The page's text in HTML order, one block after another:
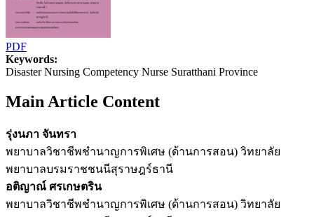
PDF
Keywords:
Disaster Nursing Competency Nurse Suratthani Province
Main Article Content
รุ่งนภา จันทรา
พยาบาลวิชาชีพชำนาญการพิเศษ (ด้านการสอน) วิทยาลัย
พยาบาลบรมราชชนนีสุราษฎร์ธานี
อติญาณ์ ศรเกษตริน
พยาบาลวิชาชีพชำนาญการพิเศษ (ด้านการสอน) วิทยาลัย